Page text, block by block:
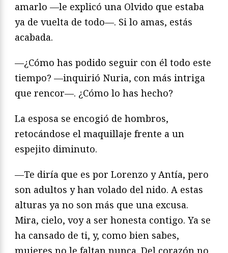
amarlo —le explicó una Olvido que estaba
ya de vuelta de todo—. Si lo amas, estás
acabada.
—¿Cómo has podido seguir con él todo este
tiempo? —inquirió Nuria, con más intriga
que rencor—. ¿Cómo lo has hecho?
La esposa se encogió de hombros,
retocándose el maquillaje frente a un
espejito diminuto.
—Te diría que es por Lorenzo y Antía, pero
son adultos y han volado del nido. A estas
alturas ya no son más que una excusa.
Mira, cielo, voy a ser honesta contigo. Ya se
ha cansado de ti, y, como bien sabes,
mujeres no le faltan nunca. Del corazón no